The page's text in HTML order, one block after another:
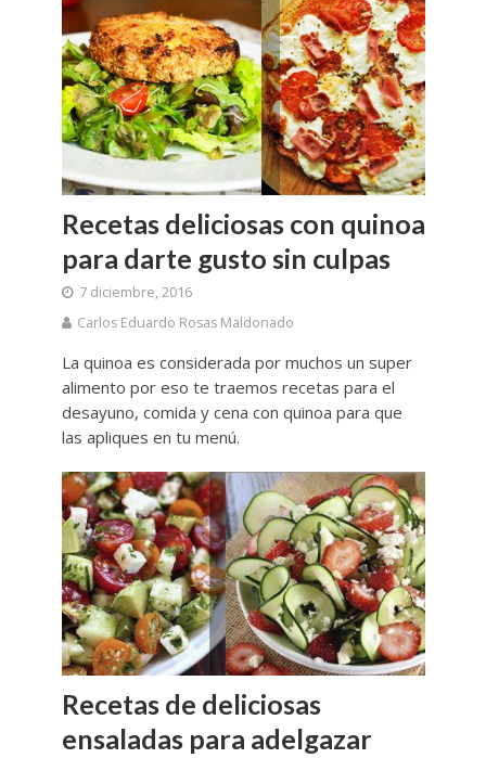
Recetas deliciosas con quinoa
para darte gusto sin culpas
7 diciembre, 2016
Carlos Eduardo Rosas Maldonado
La quinoa es considerada por muchos un super
alimento por eso te traemos recetas para el
desayuno, comida y cena con quinoa para que
las apliques en tu menú.
Recetas de deliciosas
ensaladas para adelgazar